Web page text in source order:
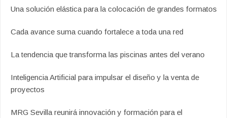
Una solución elástica para la colocación de grandes formatos
Cada avance suma cuando fortalece a toda una red
La tendencia que transforma las piscinas antes del verano
Inteligencia Artificial para impulsar el diseño y la venta de
proyectos
MRG Sevilla reunirá innovación y formación para el